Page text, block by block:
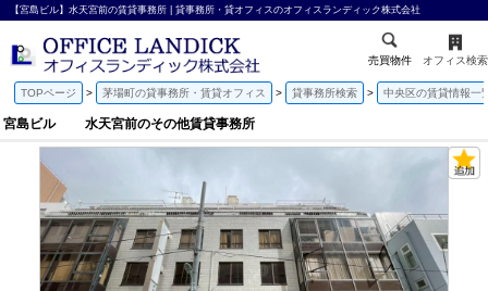
【宮島ビル】水天宮前の賃貸事務所 | 貸事務所・貸オフィスのオフィスランディック株式会社
売買物件 オフィス検索
TOPページ 茅場町の貸事務所・賃貸オフィス 貸事務所検索 中央区の賃貸情報一
宮島ビル 水天宮前のその他賃貸事務所